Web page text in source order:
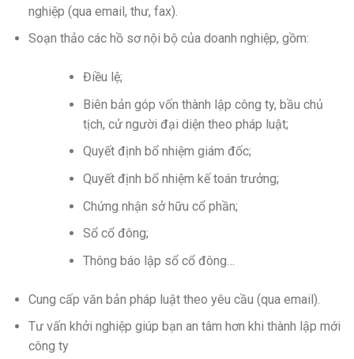
nghiệp (qua email, thư, fax).
Soạn thảo các hồ sơ nội bộ của doanh nghiệp, gồm:
Điều lệ;
Biên bản góp vốn thành lập công ty, bầu chủ
tịch, cử người đại diện theo pháp luật;
Quyết định bổ nhiệm giám đốc;
Quyết định bổ nhiệm kế toán trưởng;
Chứng nhận sở hữu cổ phần;
Sổ cổ đông;
Thông báo lập sổ cổ đông…
Cung cấp văn bản pháp luật theo yêu cầu (qua email).
Tư vấn khởi nghiệp giúp bạn an tâm hơn khi thành lập mới
công ty